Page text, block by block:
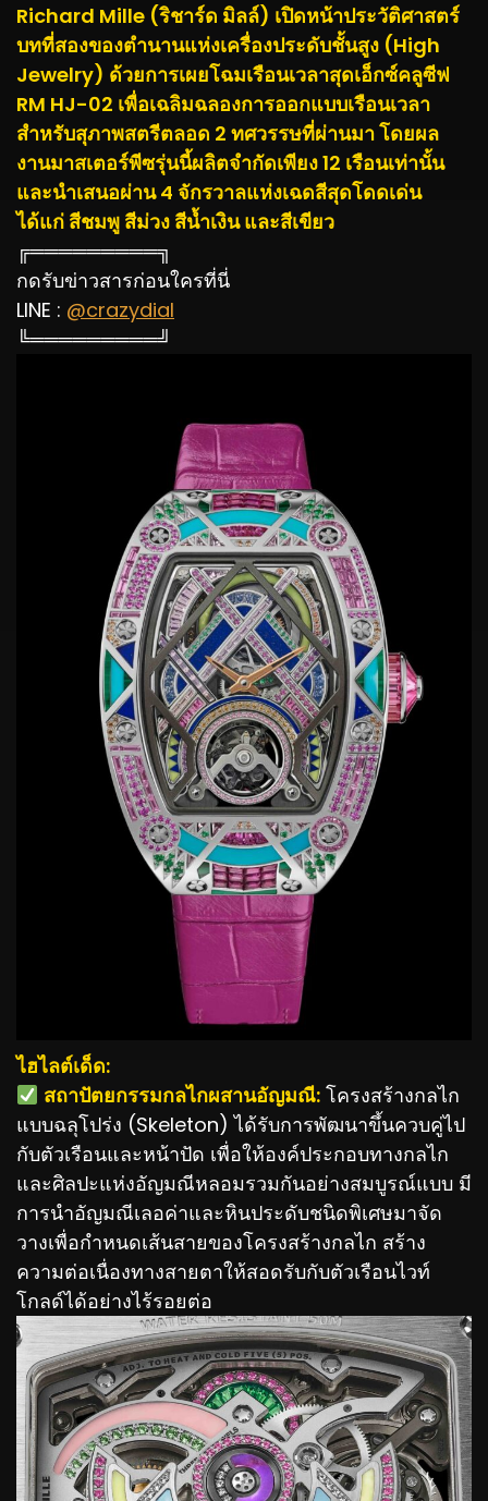
Richard Mille (ริชาร์ด มิลล์) เปิดหน้าประวัติศาสตร์
บทที่สองของตำนานแห่งเครื่องประดับชั้นสูง (High
Jewelry) ด้วยการเผยโฉมเรือนเวลาสุดเอ็กซ์คลูซีฟ
RM HJ-02 เพื่อเฉลิมฉลองการออกแบบเรือนเวลา
สำหรับสุภาพสตรีตลอด 2 ทศวรรษที่ผ่านมา โดยผล
งานมาสเตอร์พีซรุ่นนี้ผลิตจำกัดเพียง 12 เรือนเท่านั้น
และนำเสนอผ่าน 4 จักรวาลแห่งเฉดสีสุดโดดเด่น
ได้แก่ สีชมพู สีม่วง สีน้ำเงิน และสีเขียว
╔═════════╗
กดรับข่าวสารก่อนใครที่นี่
LINE : @crazydial
╚═════════╝
ไฮไลต์เด็ด:
️ สถาปัตยกรรมกลไกผสานอัญมณี:โครงสร้างกลไก
แบบฉลุโปร่ง (Skeleton) ได้รับการพัฒนาขึ้นควบคู่ไป
กับตัวเรือนและหน้าปัด เพื่อให้องค์ประกอบทางกลไก
และศิลปะแห่งอัญมณีหลอมรวมกันอย่างสมบูรณ์แบบ มี
การนำอัญมณีเลอค่าและหินประดับชนิดพิเศษมาจัด
วางเพื่อกำหนดเส้นสายของโครงสร้างกลไก สร้าง
ความต่อเนื่องทางสายตาให้สอดรับกับตัวเรือนไวท์
โกลด์ได้อย่างไร้รอยต่อ